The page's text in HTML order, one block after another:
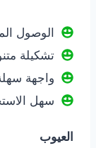
الوصول
تشكيلة
واجهة
سهل
العيوب